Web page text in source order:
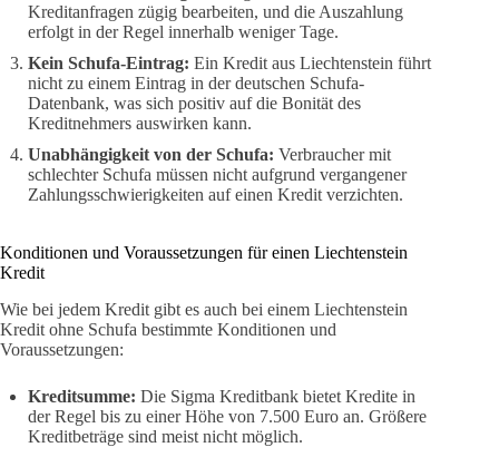
Kreditanfragen zügig bearbeiten, und die Auszahlung
erfolgt in der Regel innerhalb weniger Tage.
Kein Schufa-Eintrag: Ein Kredit aus Liechtenstein führt
nicht zu einem Eintrag in der deutschen Schufa-
Datenbank, was sich positiv auf die Bonität des
Kreditnehmers auswirken kann.
Unabhängigkeit von der Schufa: Verbraucher mit
schlechter Schufa müssen nicht aufgrund vergangener
Zahlungsschwierigkeiten auf einen Kredit verzichten.
Konditionen und Voraussetzungen für einen Liechtenstein
Kredit
Wie bei jedem Kredit gibt es auch bei einem Liechtenstein
Kredit ohne Schufa bestimmte Konditionen und
Voraussetzungen:
Kreditsumme: Die Sigma Kreditbank bietet Kredite in
der Regel bis zu einer Höhe von 7.500 Euro an. Größere
Kreditbeträge sind meist nicht möglich.